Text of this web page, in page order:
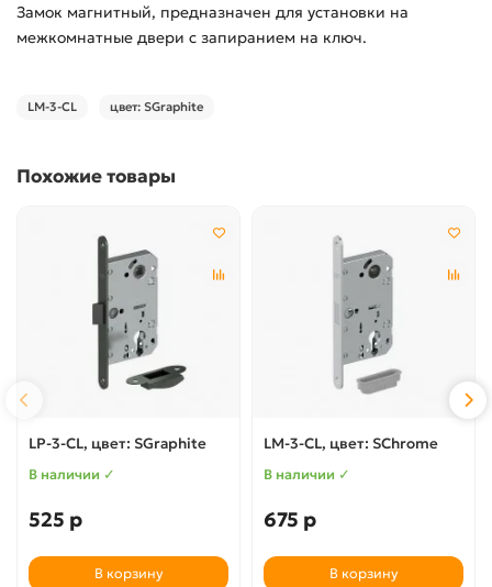
Замок магнитный, предназначен для установки на
межкомнатные двери с запиранием на ключ.
LM-3-CL цвет: SGraphite
Похожие товары
LP-3-CL, цвет: SGraphite
В наличии ✓
525 р
В корзину
LM-3-CL, цвет: SChrome
В наличии ✓
675 р
В корзину